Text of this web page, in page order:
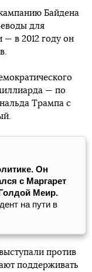
Байдена
для
в 2012 году он
— по
Трампа с
Он
с Маргарет
Меир.
на пути в
против
поддерживать